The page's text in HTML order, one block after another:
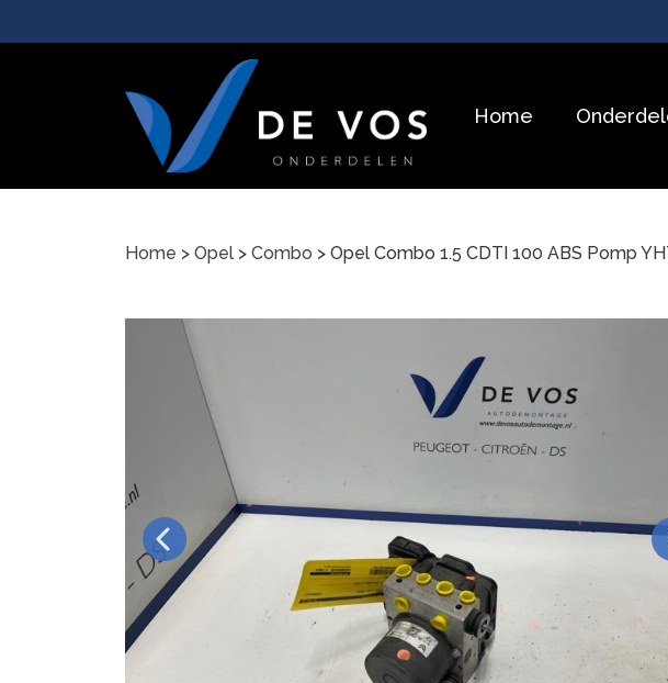
Home
Home > Opel > Combo > Opel Combo 1.5 CDTI 100 ABS Pomp